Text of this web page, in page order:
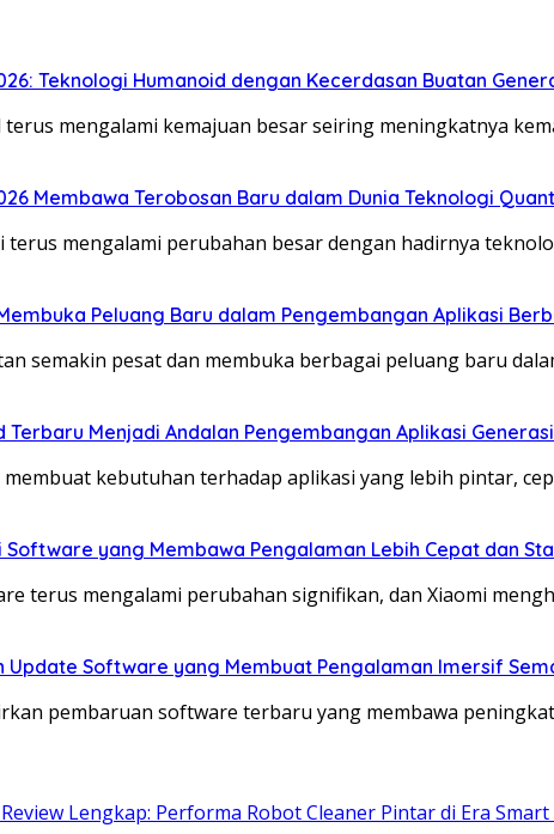
Teknologi Humanoid dengan Kecerdasan Buatan
mengalami kemajuan besar seiring meningkatnya
Membawa Terobosan Baru dalam Dunia Teknologi
mengalami perubahan besar dengan hadirnya
Peluang Baru dalam Pengembangan Aplikasi
semakin pesat dan membuka berbagai peluang baru
Terbaru Menjadi Andalan Pengembangan Aplikasi
kebutuhan terhadap aplikasi yang lebih pintar,
Software yang Membawa Pengalaman Lebih Cepat dan
terus mengalami perubahan signifikan, dan Xiaomi
Update Software yang Membuat Pengalaman Imersif
pembaruan software terbaru yang membawa